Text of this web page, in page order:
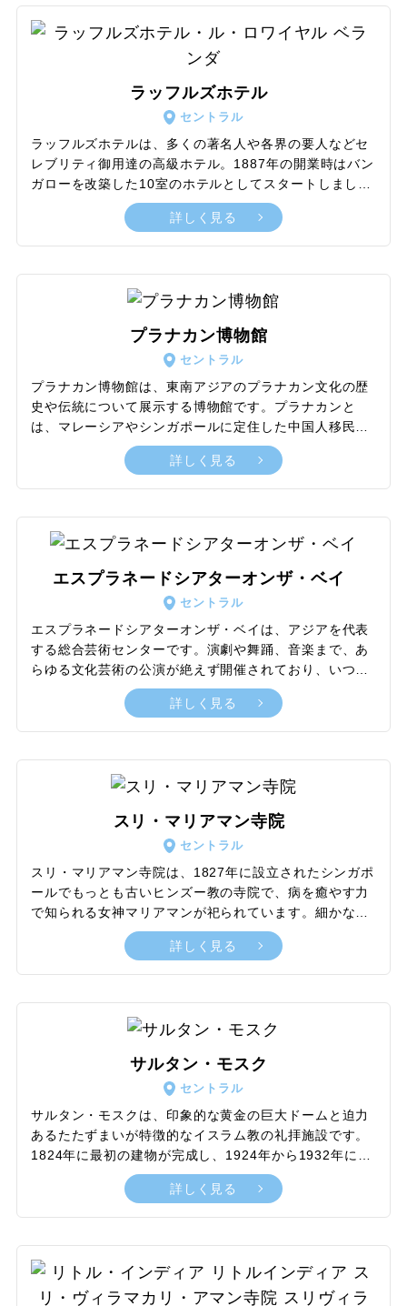
います。ミサやイベントが行われていなければ自由に見
学でき、夜間はライトアップも実施。イギリス植民地時
り、モニュメントスポットとしての一面にも注目です。
ラッフルズホテル
セントラル
ラッフルズホテルは、多くの著名人や各界の要人などセ
レブリティ御用達の高級ホテル。1887年の開業時はバン
ガローを改築した10室のホテルとしてスタートしました
が、現在では全115室をそろえ、そのすべてがスイート
ルーム仕様となっています。白い壁とシンメトリーのデ
ザインが美しいコロニアル建築の外観は、通りから見る
た充実の設備と、ほかとは一線を画すホスピタリティ
で、風格あふれる上品で優美なひとときを味わえます。
また、ジンベースのカクテルとして知られるシンガポー
ルスリングは、1915年の同ホテルのバーを発祥とするエ
ピソードが有名です。
詳しく見る
プラナカン博物館
セントラル
プラナカン博物館は、東南アジアのプラナカン文化の歴
史や伝統について展示する博物館です。プラナカンと
は、マレーシアやシンガポールに定住した中国人移民の
子孫が形成した独自の文化であり、マレー語で“ここで生
まれた”という意味に相当する言葉。館内では、オリジ
ン・ホーム・スタイルの三つのテーマに沿ってフロアを
す。また、博物館の建物には1912年からの歴史を持つ旧
タオナンスクールが使用されており、時代を思い起こさ
せる新古典主義建築も見どころの一つ。2023年2月に
は、およそ4年を費やした大規模な改修工事が完了しま
した。
詳しく見る
エスプラネードシアターオンザ・ベイ
セントラル
エスプラネードシアターオンザ・ベイは、アジアを代表
する総合芸術センターです。演劇や舞踊、音楽まで、あ
らゆる文化芸術の公演が絶えず開催されており、いつ訪
れても世界各国のクリエイティブな作品が堪能できるほ
か、併せて食事や買い物が楽しめるモールを併設。有料
の大規模公演ばかりでなく、年間を通しておよそ70%の
席のコンサートホール。これら二つの会場は、半球型の
形状に加えて冷暖房率向上のため取り付けられた無数の
庇がトゲのように見えることから果物の“ドリアン”に例
えられ、建物の愛称としても親しまれています。
詳しく見る
スリ・マリアマン寺院
セントラル
スリ・マリアマン寺院は、1827年に設立されたシンガポ
ールでもっとも古いヒンズー教の寺院で、病を癒やす力
で知られる女神マリアマンが祀られています。細かな装
飾が特徴的な南インドの文化であるドラヴィダ様式で建
築されており、特にひときわ美しく華やかにそびえる入
り口の塔門ゴープラムが印象的。訪れるヒンズー教徒に
高さが感じられます。また、10～11月ごろの祝祭期間に
際に入場料などは必要ありませんが、カメラやビデオな
どで内部を撮影したい場合は別途撮影料の支払いが必要
です。
詳しく見る
サルタン・モスク
セントラル
サルタン・モスクは、印象的な黄金の巨大ドームと迫力
あるたたずまいが特徴的なイスラム教の礼拝施設です。
1824年に最初の建物が完成し、1924年から1932年にか
けて、大規模な改築が行われ現在に至ります。最大で
5,000人を収容できる大型の礼拝堂を有し、シンガポー
ルを代表するモスクとしてイスラム教徒に親しまれてい
可能です。また、年に1度訪れるラマダンの期間中は周
辺にマーケットが設営され、活気ある様子と多彩なスト
詳しく見る